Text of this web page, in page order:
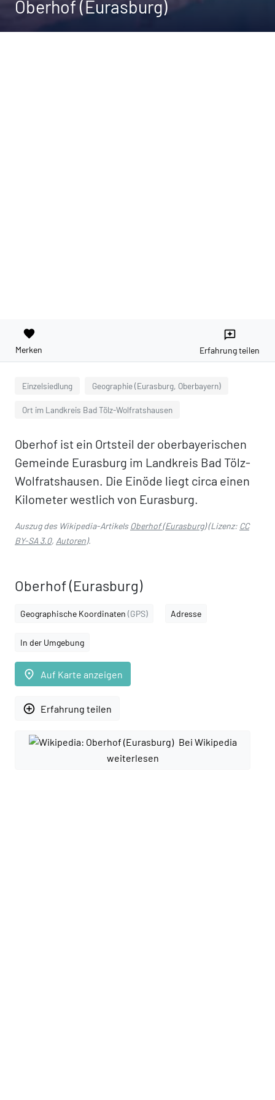
Oberhof (Eurasburg)
favorite
Merken
reviews
Erfahrung teilen
Einzelsiedlung Geographie (Eurasburg, Oberbayern)
Ort im Landkreis Bad Tölz-Wolfratshausen
Oberhof ist ein Ortsteil der oberbayerischen
Gemeinde Eurasburg im Landkreis Bad Tölz-
Wolfratshausen. Die Einöde liegt circa einen
Kilometer westlich von Eurasburg.
Auszug des Wikipedia-ArtikelsOberhof (Eurasburg)(Lizenz: CC
BY-SA 3.0, Autoren).
Oberhof (Eurasburg)
Geographische Koordinaten (GPS) Adresse
In der Umgebung
place Auf Karte anzeigen
add_circle_outline Erfahrung teilen
Bei Wikipedia
weiterlesen